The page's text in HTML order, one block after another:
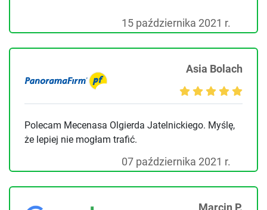
15 października 2021 r.
Asia Bolach
Polecam Mecenasa Olgierda Jatelnickiego. Myślę,
że lepiej nie mogłam trafić.
07 października 2021 r.
Marcin P.